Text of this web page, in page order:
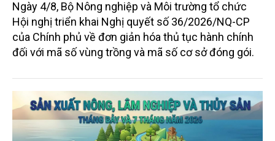
Ngày 4/8, Bộ Nông nghiệp và Môi trường tổ chức
Hội nghị triển khai Nghị quyết số 36/2026/NQ-CP
của Chính phủ về đơn giản hóa thủ tục hành chính
đối với mã số vùng trồng và mã số cơ sở đóng gói.